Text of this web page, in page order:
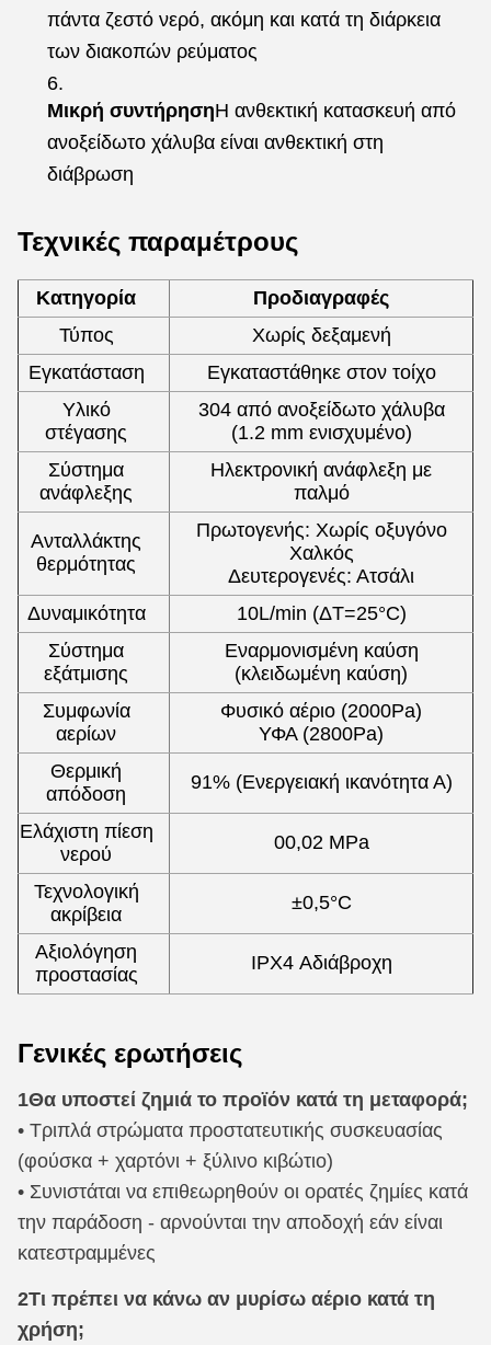
πάντα ζεστό νερό, ακόμη και κατά τη διάρκεια
των διακοπών ρεύματος
Μικρή συντήρησηΗ ανθεκτική κατασκευή από
ανοξείδωτο χάλυβα είναι ανθεκτική στη
διάβρωση
Τεχνικές παραμέτρους
Κατηγορία
Προδιαγραφές
Τύπος
Χωρίς δεξαμενή
Εγκατάσταση
Εγκαταστάθηκε στον τοίχο
Υλικό
στέγασης
304 από ανοξείδωτο χάλυβα
(1.2 mm ενισχυμένο)
Σύστημα
ανάφλεξης
Ηλεκτρονική ανάφλεξη με
παλμό
Ανταλλάκτης
θερμότητας
Πρωτογενής: Χωρίς οξυγόνο
Χαλκός
Δευτερογενές: Ατσάλι
Δυναμικότητα
10L/min (ΔT=25°C)
Σύστημα
εξάτμισης
Εναρμονισμένη καύση
(κλειδωμένη καύση)
Συμφωνία
αερίων
Φυσικό αέριο (2000Pa)
ΥΦΑ (2800Pa)
Θερμική
απόδοση
91% (Ενεργειακή ικανότητα Α)
Ελάχιστη πίεση
νερού
00,02 MPa
Τεχνολογική
ακρίβεια
±0,5°C
Αξιολόγηση
προστασίας
IPX4 Αδιάβροχη
Γενικές ερωτήσεις
1Θα υποστεί ζημιά το προϊόν κατά τη μεταφορά;
• Τριπλά στρώματα προστατευτικής συσκευασίας
(φούσκα + χαρτόνι + ξύλινο κιβώτιο)
• Συνιστάται να επιθεωρηθούν οι ορατές ζημίες κατά
την παράδοση - αρνούνται την αποδοχή εάν είναι
κατεστραμμένες
2Τι πρέπει να κάνω αν μυρίσω αέριο κατά τη
χρήση;